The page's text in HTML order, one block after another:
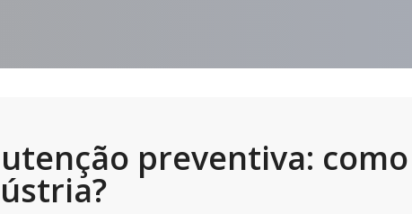
preventiva: como